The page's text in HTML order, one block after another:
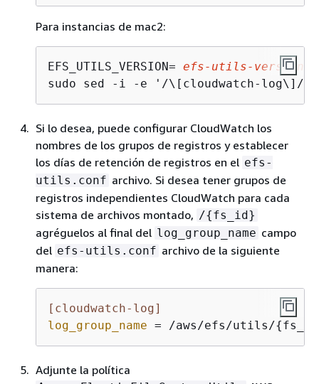
Para instancias de mac2:
EFS_UTILS_VERSION= efs-utils-version
sudo sed -i -e '/\[cloudwatch-log\]/
Si lo desea, puede configurar CloudWatch los
nombres de los grupos de registros y establecer
los días de retención de registros en el efs-
utils.conf archivo. Si desea tener grupos de
registros independientes CloudWatch para cada
sistema de archivos montado, /{fs_id}
agréguelos al final del log_group_name campo
del efs-utils.conf archivo de la siguiente
manera:
[cloudwatch-log]
log_group_name = /aws/efs/utils/{
Adjunte la política